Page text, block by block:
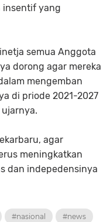
insentif yang
semua Anggota
dorong agar mereka
mengemban
di priode 2021-2027
agar
meningkatkan
dan indepedensinya
#nasional #news